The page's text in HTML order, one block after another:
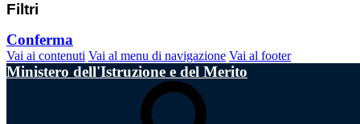
Filtri
Conferma
Vai ai contenuti Vai al menu di navigazione Vai al footer
Ministero dell'Istruzione e del Merito